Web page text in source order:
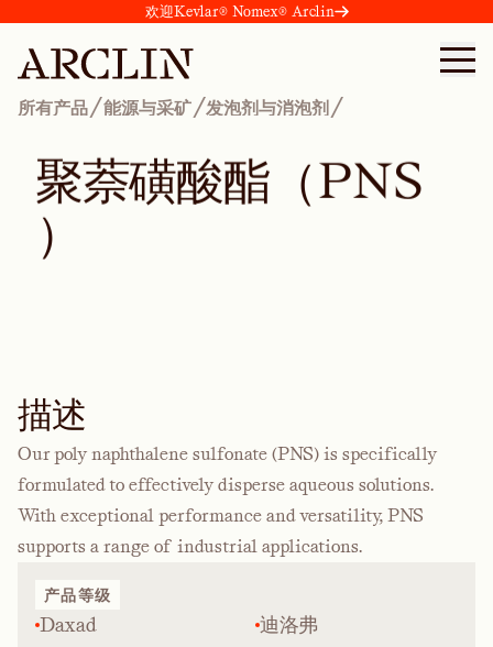
欢迎Kevlar® Nomex® Arclin
所有产品/能源与采矿/发泡剂与消泡剂/
聚萘磺酸酯 （PNS
）
描述
Our poly naphthalene sulfonate (PNS) is specifically
formulated to effectively disperse aqueous solutions.
With exceptional performance and versatility, PNS
supports a range of industrial applications.
产品等级
Daxad
迪洛弗